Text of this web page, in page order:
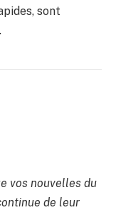
sont
vos nouvelles du
de leur